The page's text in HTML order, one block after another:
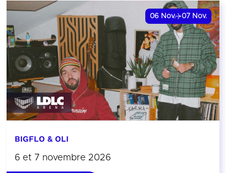
06 Nov. 07 Nov.
BIGFLO & OLI
6 et 7 novembre 2026